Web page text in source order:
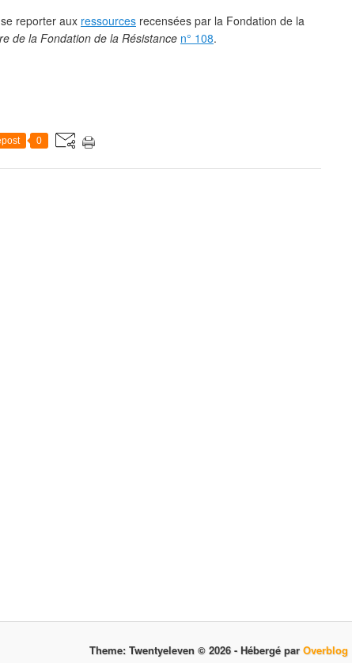
reporter aux ressources recensées par la Fondation de la
de la Fondation de la Résistance n° 108.
0
Theme: Twentyeleven © 2026 - Hébergé par Overblog